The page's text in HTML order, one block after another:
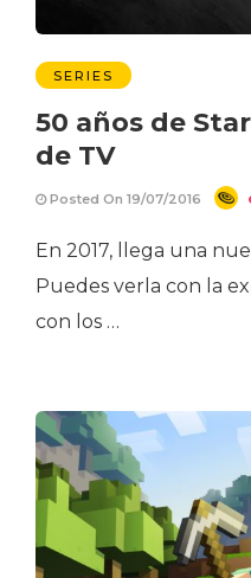
SERIES
50 años de
de TV
Posted On 19/07/2016
En 2017, llega una
Puedes verla con la
con los …